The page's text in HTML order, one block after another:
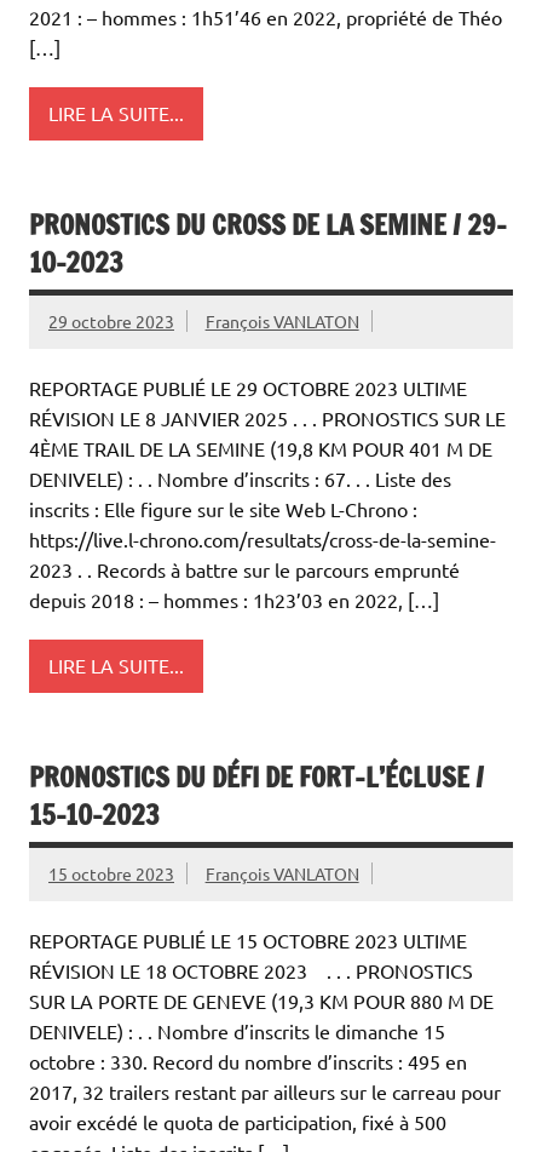
2021 : – hommes : 1h51’46 en 2022, propriété de Théo
[…]
LIRE LA SUITE...
PRONOSTICS DU CROSS DE LA SEMINE / 29-
10-2023
29 octobre 2023 François VANLATON
REPORTAGE PUBLIÉ LE 29 OCTOBRE 2023 ULTIME
RÉVISION LE 8 JANVIER 2025 . . . PRONOSTICS SUR LE
4ÈME TRAIL DE LA SEMINE (19,8 KM POUR 401 M DE
DENIVELE) : . . Nombre d’inscrits : 67. . . Liste des
inscrits : Elle figure sur le site Web L-Chrono :
https://live.l-chrono.com/resultats/cross-de-la-semine-
2023 . . Records à battre sur le parcours emprunté
depuis 2018 : – hommes : 1h23’03 en 2022, […]
LIRE LA SUITE...
PRONOSTICS DU DÉFI DE FORT-L’ÉCLUSE /
15-10-2023
15 octobre 2023 François VANLATON
REPORTAGE PUBLIÉ LE 15 OCTOBRE 2023 ULTIME
RÉVISION LE 18 OCTOBRE 2023 . . . PRONOSTICS
SUR LA PORTE DE GENEVE (19,3 KM POUR 880 M DE
DENIVELE) : . . Nombre d’inscrits le dimanche 15
octobre : 330. Record du nombre d’inscrits : 495 en
2017, 32 trailers restant par ailleurs sur le carreau pour
avoir excédé le quota de participation, fixé à 500